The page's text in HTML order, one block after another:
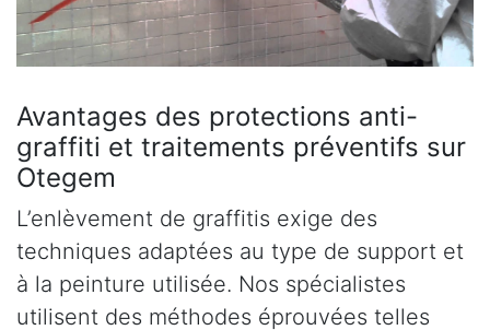
Avantages des protections anti-
graffiti et traitements préventifs sur
Otegem
L’enlèvement de graffitis exige des
techniques adaptées au type de support et
à la peinture utilisée. Nos spécialistes
utilisent des méthodes éprouvées telles